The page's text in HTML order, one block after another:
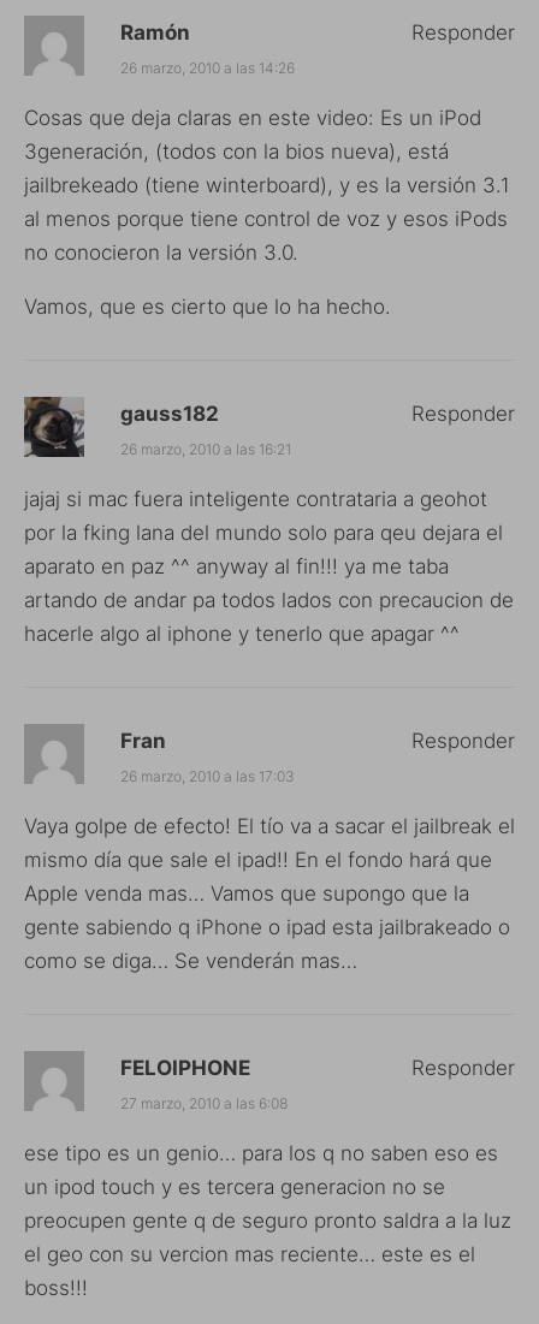
Ramón
26 marzo, 2010 a las 14:26
Cosas que deja claras en este video: Es un iPod
3generación, (todos con la bios nueva), está
jailbrekeado (tiene winterboard), y es la versión 3.1
al menos porque tiene control de voz y esos iPods
no conocieron la versión 3.0.
Vamos, que es cierto que lo ha hecho.
Responder
gauss182
26 marzo, 2010 a las 16:21
jajaj si mac fuera inteligente contrataria a geohot
por la fking lana del mundo solo para qeu dejara el
aparato en paz ^^ anyway al fin!!! ya me taba
artando de andar pa todos lados con precaucion de
hacerle algo al iphone y tenerlo que apagar ^^
Responder
Fran
26 marzo, 2010 a las 17:03
Vaya golpe de efecto! El tío va a sacar el jailbreak el
mismo día que sale el ipad!! En el fondo hará que
Apple venda mas… Vamos que supongo que la
gente sabiendo q iPhone o ipad esta jailbrakeado o
como se diga… Se venderán mas…
Responder
FELOIPHONE
27 marzo, 2010 a las 6:08
ese tipo es un genio… para los q no saben eso es
un ipod touch y es tercera generacion no se
preocupen gente q de seguro pronto saldra a la luz
el geo con su vercion mas reciente… este es el
boss!!!
Responder